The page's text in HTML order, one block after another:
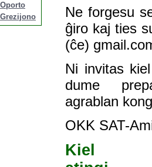
Ne forgesu
ĝiro kaj ties
(ĉe)
Ni invitas
dume
agrablan
OKK SAT-
Kiel